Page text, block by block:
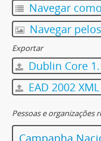
Navegar
Navegar
Exportar
Dublin Core
EAD 2002 XML
Pessoas e organizações